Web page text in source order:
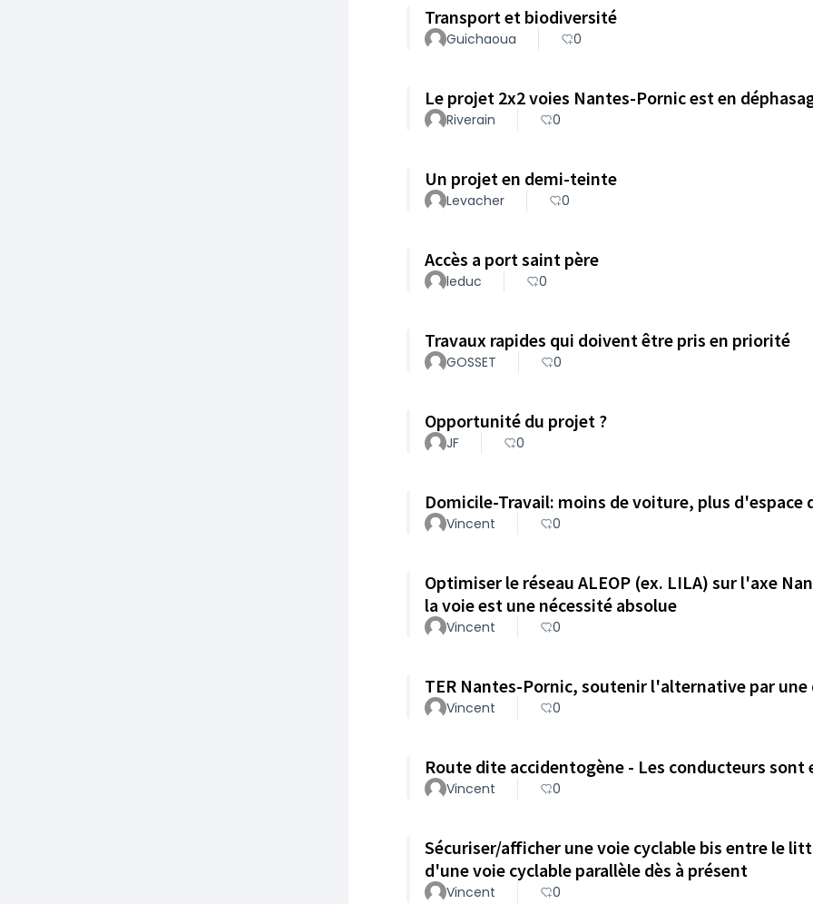
Transport et biodiversité
Guichaoua 0
Le projet 2x2 voies Nantes-Pornic est en
Riverain 0
Un projet en demi-teinte
Levacher 0
Accès a port saint père
leduc 0
Travaux rapides qui doivent être pris en priorité
GOSSET 0
Opportunité du projet ?
JF 0
Domicile-Travail: moins de voiture, plus
Vincent 0
Optimiser le réseau ALEOP (ex. LILA) sur l'axe
la voie est une nécessité absolue
Vincent 0
TER Nantes-Pornic, soutenir l'alternative par
Vincent 0
Route dite accidentogène - Les conducteurs sont
Vincent 0
Sécuriser/afficher une voie cyclable bis entre le
d'une voie cyclable parallèle dès à présent
Vincent 0